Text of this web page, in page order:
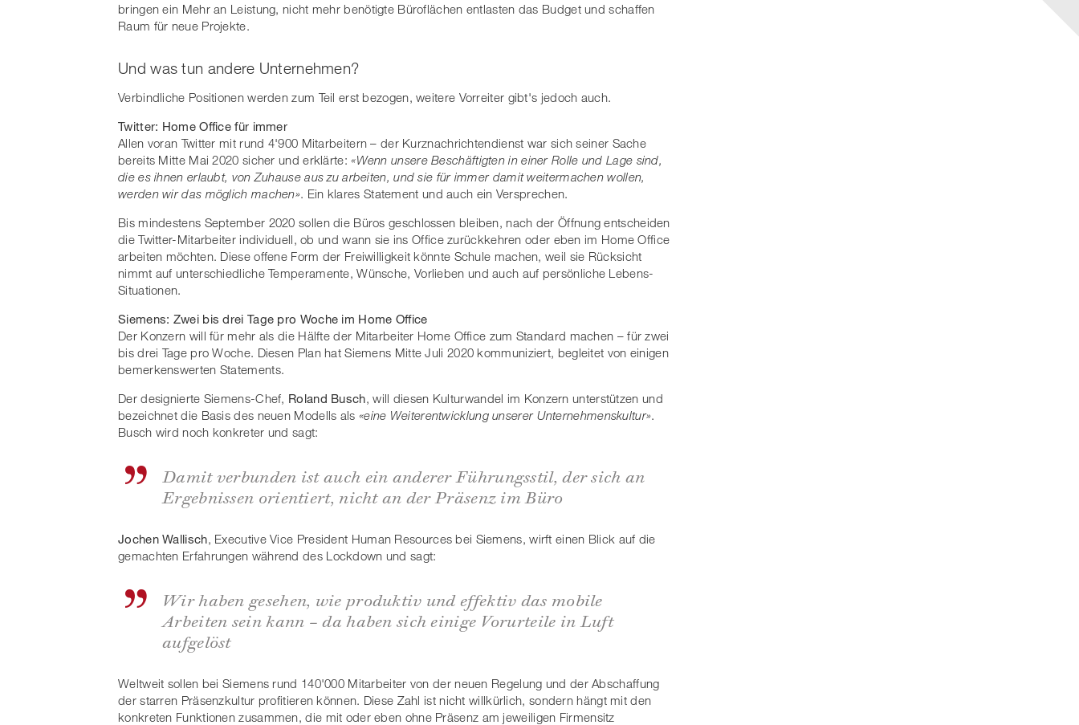
bringen ein Mehr an Leistung, nicht mehr benötigte Büroflächen entlasten das Budget und schaffen
Raum für neue Projekte.
Und was tun andere Unternehmen?
Verbindliche Positionen werden zum Teil erst bezogen, weitere Vorreiter gibt's jedoch auch.
Twitter: Home Office für immer
Allen voran Twitter mit rund 4'900 Mitarbeitern – der Kurznachrichtendienst war sich seiner Sache
bereits Mitte Mai 2020 sicher und erklärte:«Wenn unsere Beschäftigten in einer Rolle und Lage sind,
die es ihnen erlaubt, von Zuhause aus zu arbeiten, und sie für immer damit weitermachen wollen,
werden wir das möglich machen». Ein klares Statement und auch ein Versprechen.
Bis mindestens September 2020 sollen die Büros geschlossen bleiben, nach der Öffnung entscheiden
die Twitter-Mitarbeiter individuell, ob und wann sie ins Office zurückkehren oder eben im Home Office
arbeiten möchten. Diese offene Form der Freiwilligkeit könnte Schule machen, weil sie Rücksicht
nimmt auf unterschiedliche Temperamente, Wünsche, Vorlieben und auch auf persönliche Lebens-
Situationen.
Siemens: Zwei bis drei Tage pro Woche im Home Office
Der Konzern will für mehr als die Hälfte der Mitarbeiter Home Office zum Standard machen – für zwei
bis drei Tage pro Woche. Diesen Plan hat Siemens Mitte Juli 2020 kommuniziert, begleitet von einigen
bemerkenswerten Statements.
Der designierte Siemens-Chef, Roland Busch, will diesen Kulturwandel im Konzern unterstützen und
bezeichnet die Basis des neuen Modells als «eine Weiterentwicklung unserer Unternehmenskultur».
Busch wird noch konkreter und sagt:
Damit verbunden ist auch ein anderer Führungsstil, der sich an
Ergebnissen orientiert, nicht an der Präsenz im Büro
Jochen Wallisch, Executive Vice President Human Resources bei Siemens, wirft einen Blick auf die
gemachten Erfahrungen während des Lockdown und sagt:
Wir haben gesehen, wie produktiv und effektiv das mobile
Arbeiten sein kann – da haben sich einige Vorurteile in Luft
aufgelöst
Weltweit sollen bei Siemens rund 140'000 Mitarbeiter von der neuen Regelung und der Abschaffung
der starren Präsenzkultur profitieren können. Diese Zahl ist nicht willkürlich, sondern hängt mit den
konkreten Funktionen zusammen, die mit oder eben ohne Präsenz am jeweiligen Firmensitz